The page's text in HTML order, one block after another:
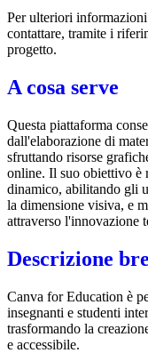
Per ulteriori
contattare, tramite i
progetto.
A cosa serve
Questa piattaforma
dall'elaborazione di
sfruttando risorse
online. Il suo obiettivo è
dinamico, abilitando gli
la dimensione visiva, e
attraverso l'innovazione
Descrizione
Canva for Education è
insegnanti e studenti
trasformando la
e accessibile.